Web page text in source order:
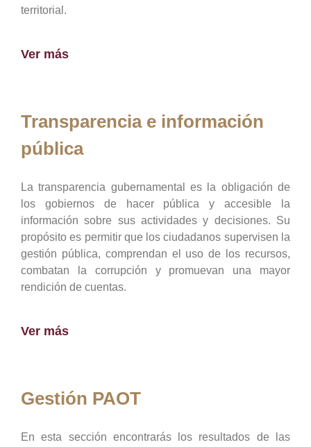
territorial.
Ver más
Transparencia e información
pública
La transparencia gubernamental es la obligación de
los gobiernos de hacer pública y accesible la
información sobre sus actividades y decisiones. Su
propósito es permitir que los ciudadanos supervisen la
gestión pública, comprendan el uso de los recursos,
combatan la corrupción y promuevan una mayor
rendición de cuentas.
Ver más
Gestión PAOT
En esta sección encontrarás los resultados de las